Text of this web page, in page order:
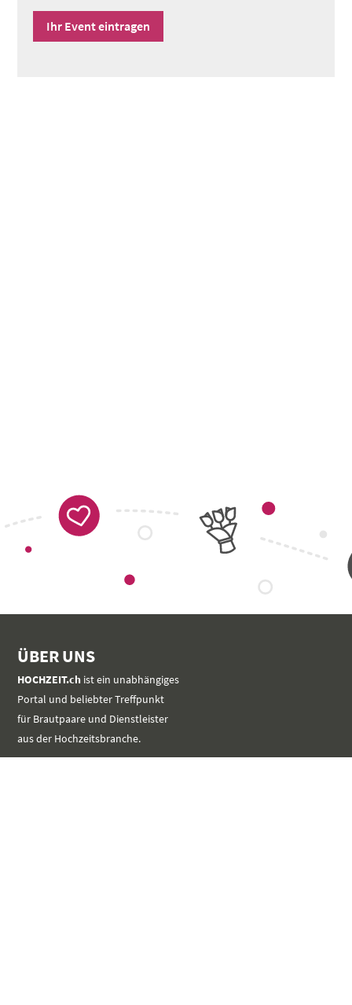
Ihr Event eintragen
ÜBER UNS
HOCHZEIT.ch ist ein unabhängiges
Portal und beliebter Treffpunkt
für Brautpaare und Dienstleister
aus der Hochzeitsbranche.